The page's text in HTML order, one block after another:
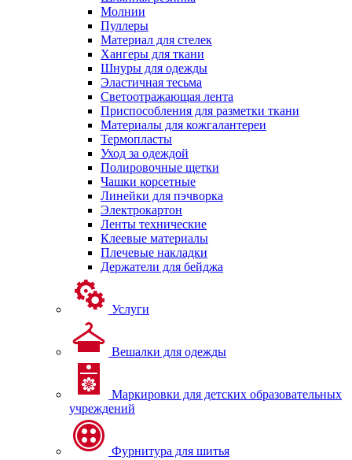
Молнии
Пуллеры
Материал для стелек
Хангеры для ткани
Шнуры для одежды
Эластичная тесьма
Светоотражающая лента
Приспособления для разметки ткани
Материалы для кожгалантереи
Термопласты
Уход за одеждой
Полировочные щетки
Чашки корсетные
Линейки для пэчворка
Электрокартон
Ленты технические
Клеевые материалы
Плечевые накладки
Держатели для бейджа
Услуги
Вешалки для одежды
Маркировки для детских образовательных
учреждений
Фурнитура для шитья